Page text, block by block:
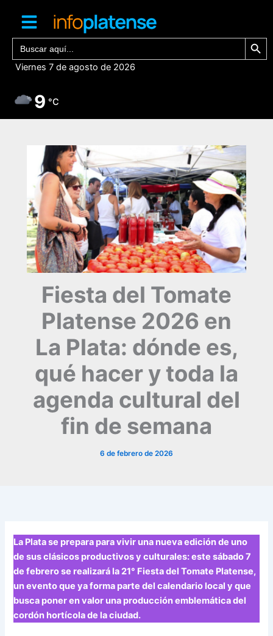
contenido
Buscar: Botón de
Viernes 7 de agosto de 2026
9 °C
Fiesta del Tomate
Platense 2026 en
La Plata: dónde es,
qué hacer y toda la
agenda cultural del
fin de semana
6 de febrero de 2026
La Plata se prepara para vivir una nueva edición de uno
de sus clásicos productivos y culturales: este sábado 7
de febrero se realizará la 21° Fiesta del Tomate Platense,
un evento que ya forma parte del calendario local y que
busca poner en valor una producción emblemática del
cordón hortícola de la ciudad.